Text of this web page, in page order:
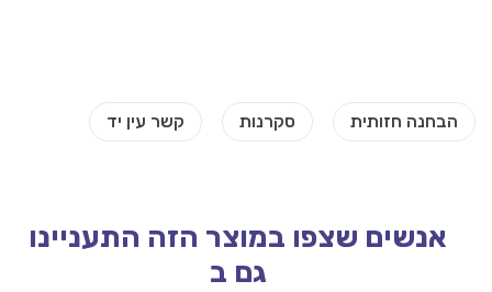
אנשים שצפו במוצר הזה התעניינו
גם ב